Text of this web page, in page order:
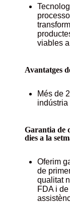
viables
Avantatges
Més de
indústria
Garantia de
dies a la
Oferim
de
qualitat
FDA i